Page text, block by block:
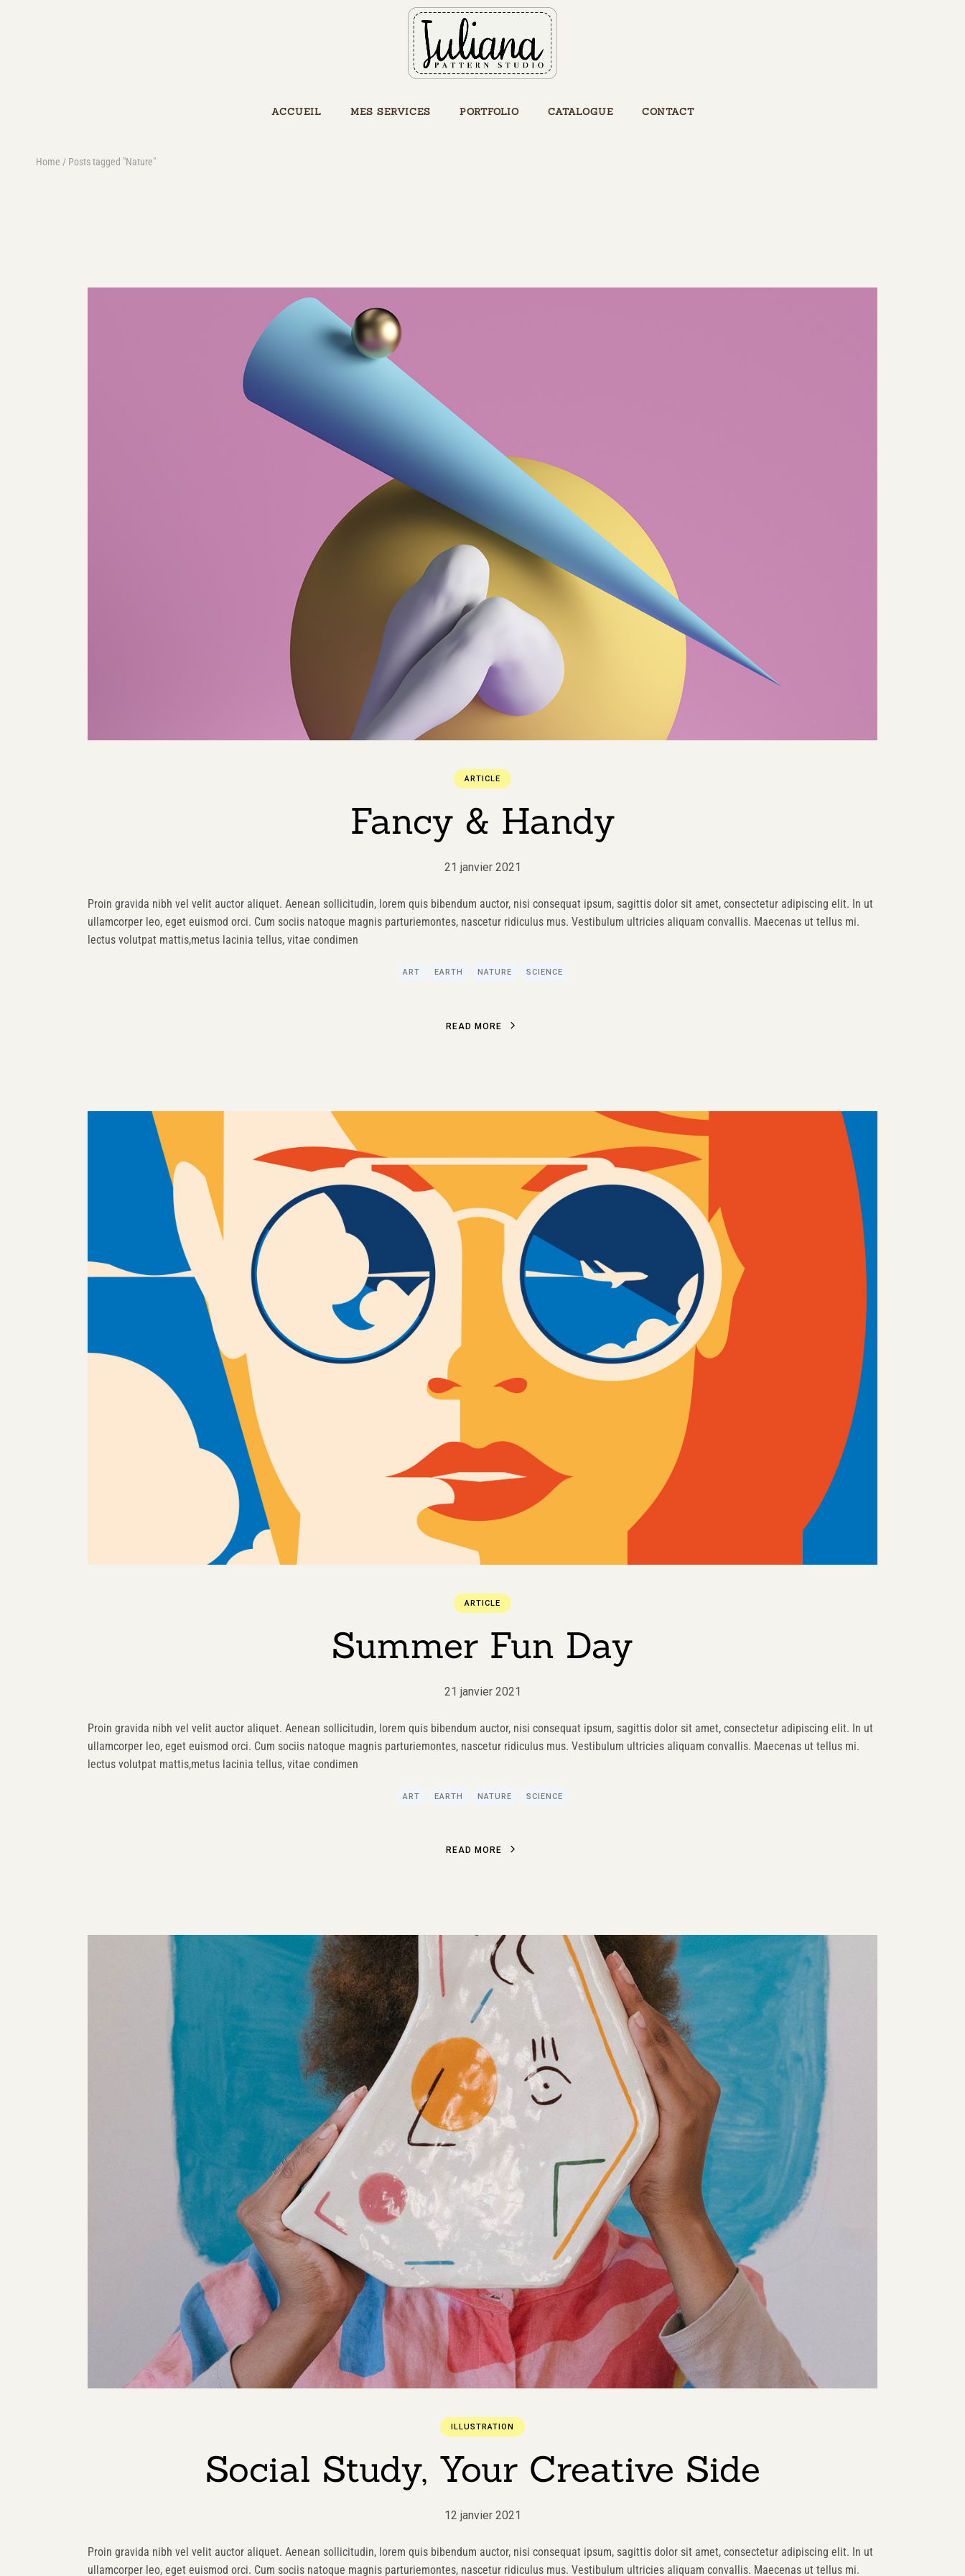
ACCUEIL MES SERVICES PORTFOLIO CATALOGUE CONTACT
Home Posts tagged "Nature"
ARTICLE
Fancy & Handy
21 janvier 2021
Proin gravida nibh vel velit auctor aliquet. Aenean sollicitudin, lorem quis bibendum auctor, nisi consequat ipsum, sagittis dolor sit amet, consectetur adipiscing elit. In ut
ullamcorper leo, eget euismod orci. Cum sociis natoque magnis parturiemontes, nascetur ridiculus mus. Vestibulum ultricies aliquam convallis. Maecenas ut tellus mi.
lectus volutpat mattis,metus lacinia tellus, vitae condimen
ART EARTH NATURE SCIENCE
R EA D M O R E
ARTICLE
Summer Fun Day
21 janvier 2021
Proin gravida nibh vel velit auctor aliquet. Aenean sollicitudin, lorem quis bibendum auctor, nisi consequat ipsum, sagittis dolor sit amet, consectetur adipiscing elit. In ut
ullamcorper leo, eget euismod orci. Cum sociis natoque magnis parturiemontes, nascetur ridiculus mus. Vestibulum ultricies aliquam convallis. Maecenas ut tellus mi.
lectus volutpat mattis,metus lacinia tellus, vitae condimen
ART EARTH NATURE SCIENCE
R EA D M O R E
ILLUSTRATION
Social Study, Your Creative Side
12 janvier 2021
Proin gravida nibh vel velit auctor aliquet. Aenean sollicitudin, lorem quis bibendum auctor, nisi consequat ipsum, sagittis dolor sit amet, consectetur adipiscing elit. In ut
ullamcorper leo, eget euismod orci. Cum sociis natoque magnis parturiemontes, nascetur ridiculus mus. Vestibulum ultricies aliquam convallis. Maecenas ut tellus mi.